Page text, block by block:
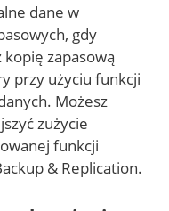
dane w
gdy
zapasową
przy użyciu funkcji
Możesz
zużycie
funkcji
& Replication.